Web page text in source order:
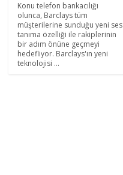
Konu telefon bankacılığı
olunca, Barclays tüm
müşterilerine sunduğu yeni ses
tanıma özelliği ile rakiplerinin
bir adım önüne geçmeyi
hedefliyor. Barclays'ın yeni
teknolojisi ...